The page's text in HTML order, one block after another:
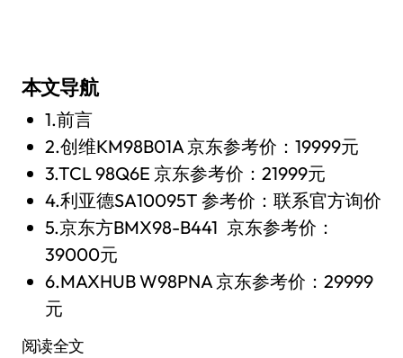
本文导航
1.前言
2.创维KM98B01A 京东参考价：19999元
3.TCL 98Q6E 京东参考价：21999元
4.利亚德SA10095T 参考价：联系官方询价
5.京东方BMX98-B441 京东参考价：
39000元
6.MAXHUB W98PNA 京东参考价：29999
元
阅读全文